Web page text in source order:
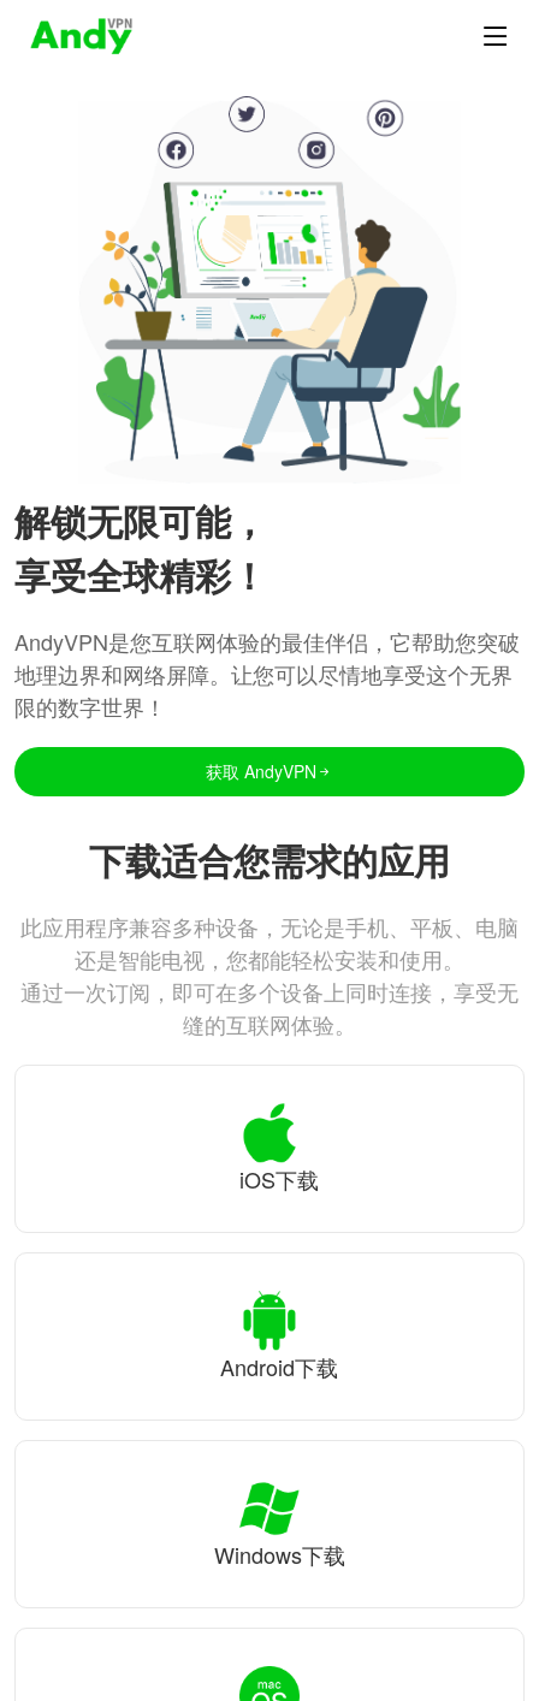
解锁无限可能，
享受全球精彩！
AndyVPN是您互联网体验的最佳伴侣，它帮助您突破
地理边界和网络屏障。让您可以尽情地享受这个无界
限的数字世界！
获取 AndyVPN
下载适合您需求的应用
此应用程序兼容多种设备，无论是手机、平板、电脑
还是智能电视，您都能轻松安装和使用。
通过一次订阅，即可在多个设备上同时连接，享受无
缝的互联网体验。
iOS下载
Android下载
Windows下载